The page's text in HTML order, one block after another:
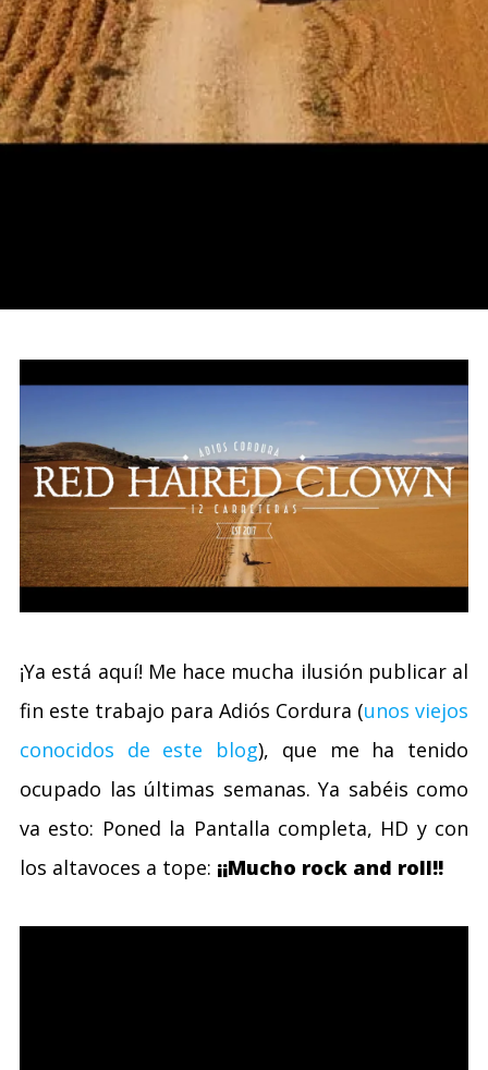
¡Ya está aquí! Me hace mucha ilusión publicar al
fin este trabajo para Adiós Cordura (unos viejos
conocidos de este blog), que me ha tenido
ocupado las últimas semanas. Ya sabéis como
va esto: Poned la Pantalla completa, HD y con
los altavoces a tope: ¡¡Mucho rock and roll!!